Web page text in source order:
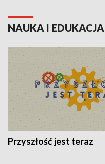
NAUKA I EDUKACJA
Przyszłość jest teraz